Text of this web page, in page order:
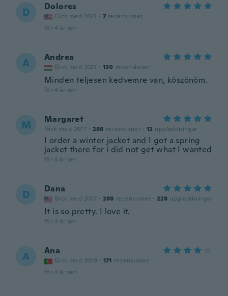
D Dolores
Gick med 2021 · 7 recensioner
för 4 år sen
A Andrea
Gick med 2021 · 130 recensioner
Minden teljesen kedvemre van, köszönöm.
för 4 år sen
M Margaret
Gick med 2017 · 286 recensioner · 12 uppladdningar
I order a winter jacket and I got a spring
jacket there for i did not get what I wanted
för 4 år sen
D Dana
Gick med 2017 · 288 recensioner · 228 uppladdningar
It is so pretty. I love it.
för 4 år sen
A Ana
Gick med 2019 · 171 recensioner
för 4 år sen